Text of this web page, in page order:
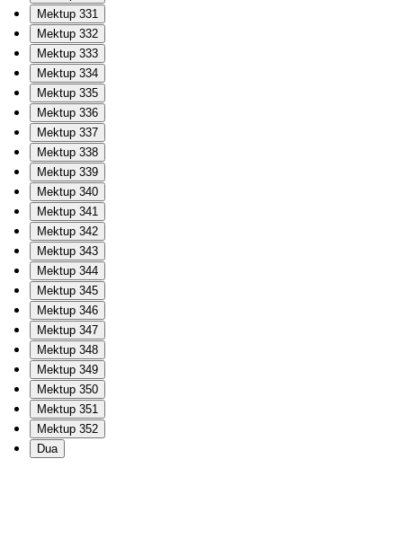
Mektup 331
Mektup 332
Mektup 333
Mektup 334
Mektup 335
Mektup 336
Mektup 337
Mektup 338
Mektup 339
Mektup 340
Mektup 341
Mektup 342
Mektup 343
Mektup 344
Mektup 345
Mektup 346
Mektup 347
Mektup 348
Mektup 349
Mektup 350
Mektup 351
Mektup 352
Dua